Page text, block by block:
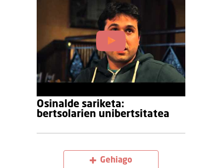
Osinalde sariketa:
bertsolarien unibertsitatea
Gehiago